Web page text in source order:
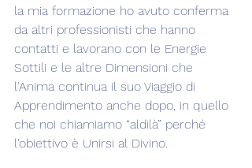
la mia formazione ho avuto conferma
da altri professionisti che hanno
contatti e lavorano con le Energie
Sottili e le altre Dimensioni che
l'Anima continua il suo Viaggio di
Apprendimento anche dopo, in quello
che noi chiamiamo “aldilà” perché
l'obiettivo è Unirsi al Divino.